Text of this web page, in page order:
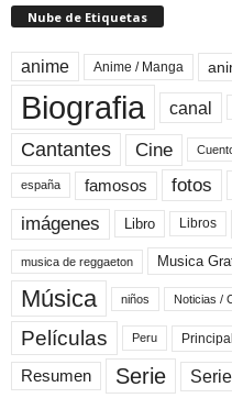
Nube de Etiquetas
anime Anime / Manga
Biografia canal
Cantantes Cine
españa famosos fotos
imágenes Libro Libros
musica de reggaeton Musica
Música niños Noticias /
Películas Peru
Resumen Serie